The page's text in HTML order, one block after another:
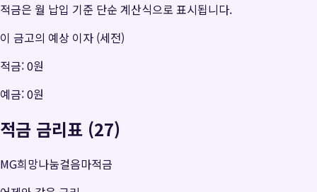
적금은 월 납입 기준 단순 계산식으로 표시됩니다.
이 금고의 예상 이자 (세전)
적금:0원
예금:0원
적금 금리표 (27)
MG희망나눔걸음마적금